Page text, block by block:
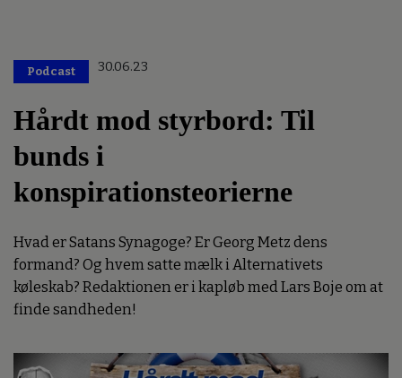
Podcast 30.06.23
Hårdt mod styrbord: Til
bunds i
konspirationsteorierne
Hvad er Satans Synagoge? Er Georg Metz dens
formand? Og hvem satte mælk i Alternativets
køleskab? Redaktionen er i kapløb med Lars Boje om at
finde sandheden!